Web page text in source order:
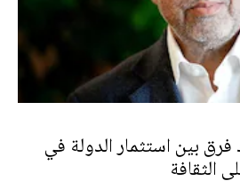
بين استثمار الدولة في
الثقافة